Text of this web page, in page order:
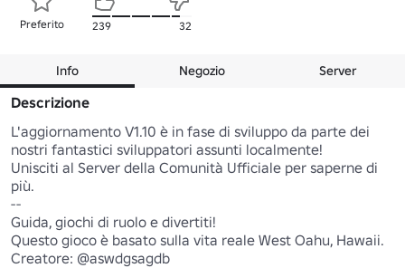
Preferito 239 32
Info Negozio Server
Descrizione
L'aggiornamento V1.10 è in fase di sviluppo da parte dei
nostri fantastici sviluppatori assunti localmente!
Unisciti al Server della Comunità Ufficiale per saperne di
più.
--
Guida, giochi di ruolo e divertiti!
Questo gioco è basato sulla vita reale West Oahu, Hawaii.
Creatore: @aswdgsagdb